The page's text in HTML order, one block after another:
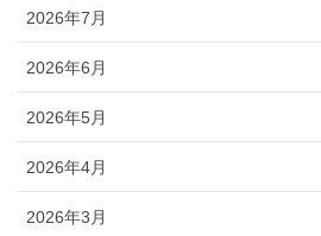
2026年7月
2026年6月
2026年5月
2026年4月
2026年3月